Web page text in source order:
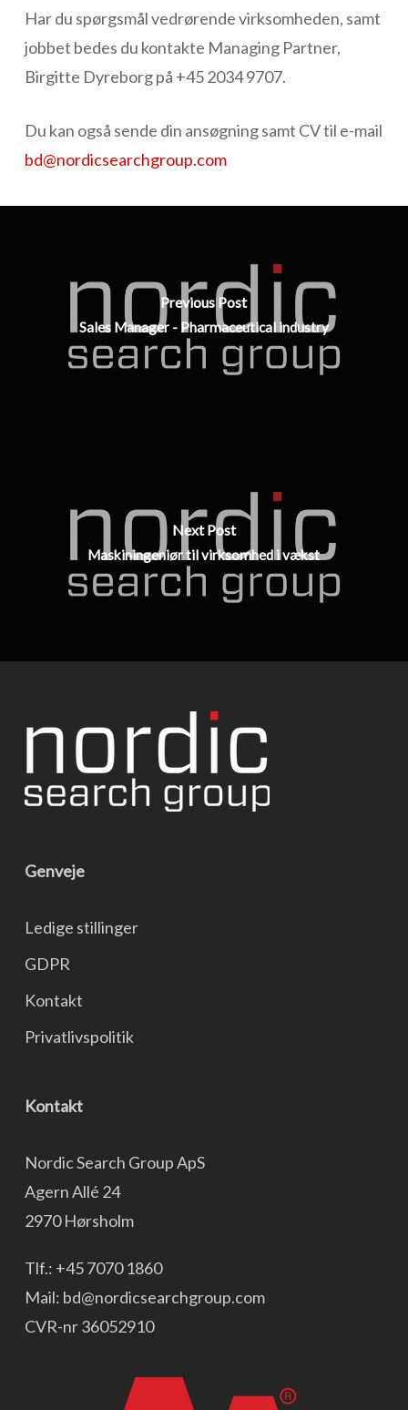
Har du spørgsmål vedrørende virksomheden, samt
jobbet bedes du kontakte Managing Partner,
Birgitte Dyreborg på +45 2034 9707.
Du kan også sende din ansøgning samt CV til e-mail
bd@nordicsearchgroup.com
Previous Post
Sales Manager - Pharmaceutical industry
Next Post
Maskiningeniør til virksomhed i vækst
Genveje
Ledige stillinger
GDPR
Kontakt
Privatlivspolitik
Kontakt
Nordic Search Group ApS
Agern Allé 24
2970 Hørsholm
Tlf.: +45 7070 1860
Mail: bd@nordicsearchgroup.com
CVR-nr 36052910